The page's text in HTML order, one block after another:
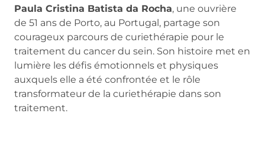
Paula Cristina Batista da Rocha, une ouvrière
de 51 ans de Porto, au Portugal, partage son
courageux parcours de curiethérapie pour le
traitement du cancer du sein. Son histoire met en
lumière les défis émotionnels et physiques
auxquels elle a été confrontée et le rôle
transformateur de la curiethérapie dans son
traitement.